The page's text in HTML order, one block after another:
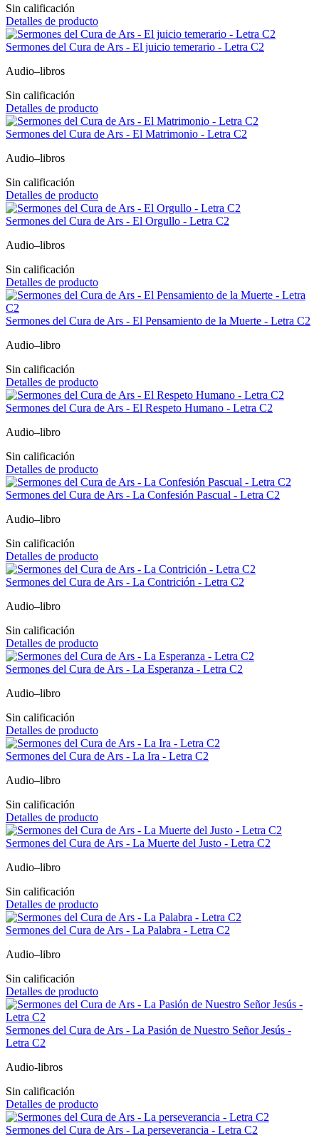
Sin calificación
Detalles de producto
Sermones del Cura de Ars - El juicio temerario - Letra C2
Audio–libros
Sin calificación
Detalles de producto
Sermones del Cura de Ars - El Matrimonio - Letra C2
Audio–libros
Sin calificación
Detalles de producto
Sermones del Cura de Ars - El Orgullo - Letra C2
Audio–libros
Sin calificación
Detalles de producto
Sermones del Cura de Ars - El Pensamiento de la Muerte - Letra C2
Audio–libro
Sin calificación
Detalles de producto
Sermones del Cura de Ars - El Respeto Humano - Letra C2
Audio–libro
Sin calificación
Detalles de producto
Sermones del Cura de Ars - La Confesión Pascual - Letra C2
Audio–libro
Sin calificación
Detalles de producto
Sermones del Cura de Ars - La Contrición - Letra C2
Audio–libro
Sin calificación
Detalles de producto
Sermones del Cura de Ars - La Esperanza - Letra C2
Audio–libro
Sin calificación
Detalles de producto
Sermones del Cura de Ars - La Ira - Letra C2
Audio–libro
Sin calificación
Detalles de producto
Sermones del Cura de Ars - La Muerte del Justo - Letra C2
Audio–libro
Sin calificación
Detalles de producto
Sermones del Cura de Ars - La Palabra - Letra C2
Audio–libro
Sin calificación
Detalles de producto
Sermones del Cura de Ars - La Pasión de Nuestro Señor Jesús -
Letra C2
Audio-libros
Sin calificación
Detalles de producto
Sermones del Cura de Ars - La perseverancia - Letra C2